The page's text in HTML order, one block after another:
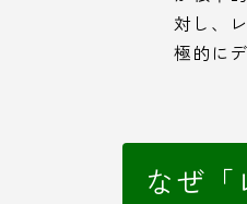
対し、
極的に
なぜ